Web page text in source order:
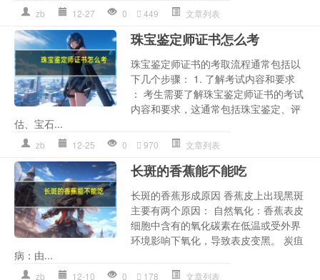
zb 12-27 0 449 文章列表
珠宝鉴定师证书怎么考
珠宝鉴定师证书的考取流程通常包括以
下几个步骤： 1. 了解考试内容和要求
： 考生需要了解珠宝鉴定师证书的考试
内容和要求，这通常包括珠宝鉴定、评
估、宝石...
zb 12-25 0 970 文章列表
长斑的香蕉能不能吃
长斑的香蕉形成原因 香蕉皮上出现黑斑
主要有两个原因： 自然氧化：香蕉表皮
细胞中含有的氧化碳素在低温或受外界
环境影响下氧化，导致表皮变黑。 炭疽
病：由...
zb 12-10 0 178 文章列表